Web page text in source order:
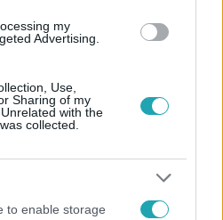
my
Advertising.
Use,
Sharing of my
with the
collected.
to enable storage